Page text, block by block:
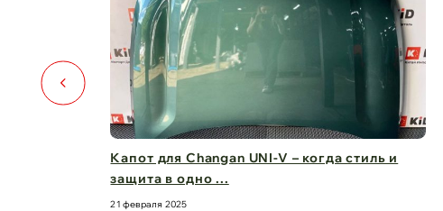
Капот для Changan UNI-V – когда стиль и
защита в одно ...
21 февраля 2025